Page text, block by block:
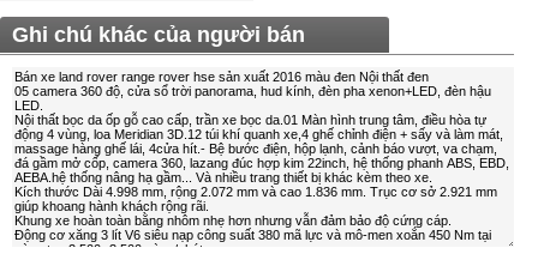
Ghi chú khác của người bán